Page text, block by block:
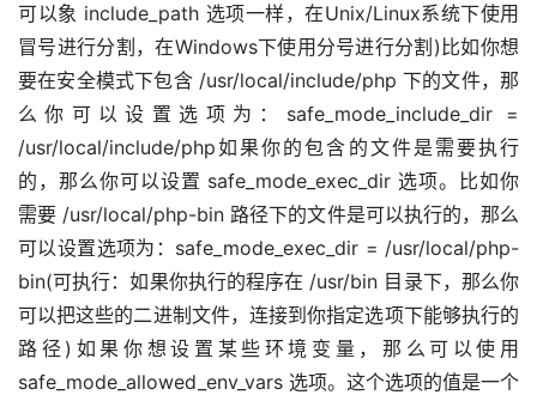
可以象 include_path 选项一样，在Unix/Linux系统下使用
冒号进行分割，在Windows下使用分号进行分割)比如你想
要在安全模式下包含 /usr/local/include/php 下的文件，那
么你可以设置选项为：safe_mode_include_dir =
/usr/local/include/php如果你的包含的文件是需要执行
的，那么你可以设置 safe_mode_exec_dir 选项。比如你
需要 /usr/local/php-bin 路径下的文件是可以执行的，那么
可以设置选项为：safe_mode_exec_dir = /usr/local/php-
bin(可执行：如果你执行的程序在 /usr/bin 目录下，那么你
可以把这些的二进制文件，连接到你指定选项下能够执行的
路径)如果你想设置某些环境变量，那么可以使用
safe_mode_allowed_env_vars 选项。这个选项的值是一个